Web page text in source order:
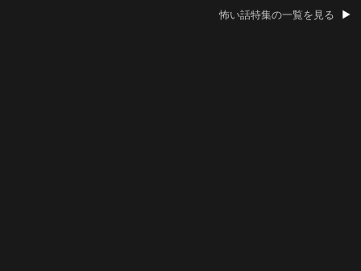
怖い話特集の一覧を見る